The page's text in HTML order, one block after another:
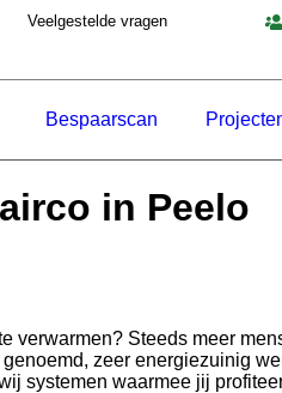
Veelgestelde vragen
Bespaarscan
in Peelo
verwarmen? Steeds meer
zeer energiezuinig
systemen waarmee jij